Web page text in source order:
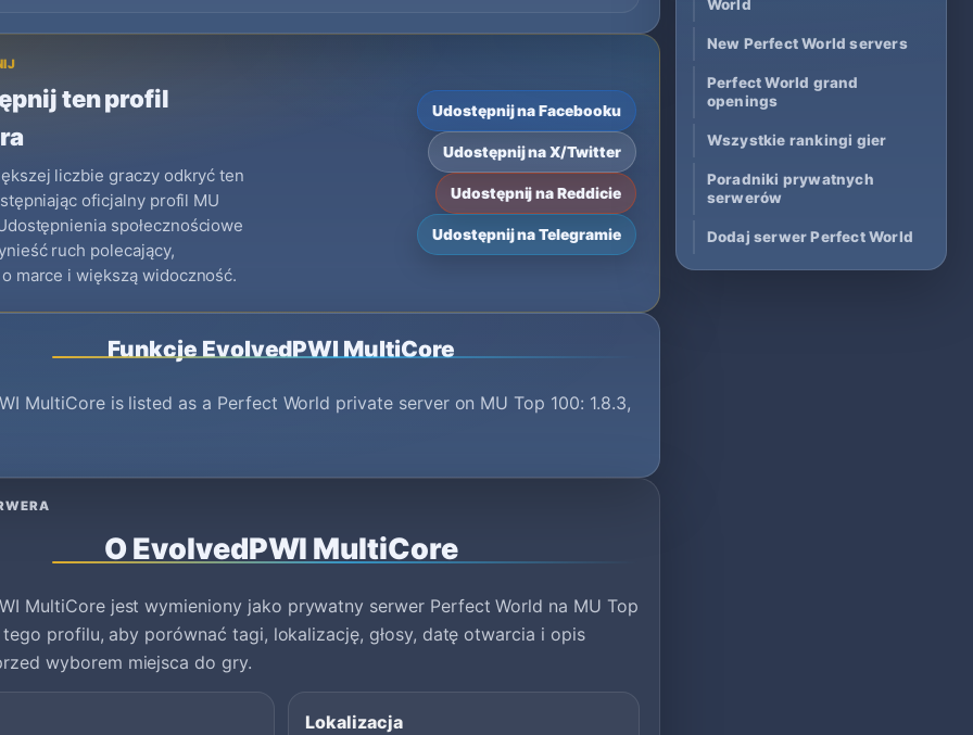
ten profil
liczbie graczy odkryć ten
oficjalny profil MU
społecznościowe
ruch polecający,
marce i większą widoczność.
Udostępnij na Facebooku
Udostępnij na X/Twitter
Udostępnij na Reddicie
Udostępnij na Telegramie
Funkcje EvolvedPWI MultiCore
MultiCore is listed as a Perfect World private server on MU Top 100: 1.8.3,
O EvolvedPWI MultiCore
MultiCore jest wymieniony jako prywatny serwer Perfect World na MU Top
tego profilu, aby porównać tagi, lokalizację, głosy, datę otwarcia i opis
wyborem miejsca do gry.
Lokalizacja
World
New Perfect World servers
Perfect World grand
openings
Wszystkie rankingi gier
Poradniki prywatnych
serwerów
Dodaj serwer Perfect World